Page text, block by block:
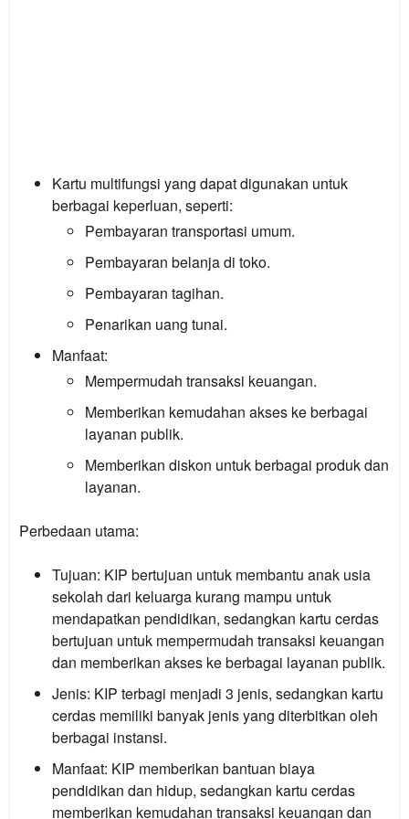
Kartu multifungsi yang dapat digunakan untuk
berbagai keperluan, seperti:
Pembayaran transportasi umum.
Pembayaran belanja di toko.
Pembayaran tagihan.
Penarikan uang tunai.
Manfaat:
Mempermudah transaksi keuangan.
Memberikan kemudahan akses ke berbagai
layanan publik.
Memberikan diskon untuk berbagai produk dan
layanan.
Perbedaan utama:
Tujuan: KIP bertujuan untuk membantu anak usia
sekolah dari keluarga kurang mampu untuk
mendapatkan pendidikan, sedangkan kartu cerdas
bertujuan untuk mempermudah transaksi keuangan
dan memberikan akses ke berbagai layanan publik.
Jenis: KIP terbagi menjadi 3 jenis, sedangkan kartu
cerdas memiliki banyak jenis yang diterbitkan oleh
berbagai instansi.
Manfaat: KIP memberikan bantuan biaya
pendidikan dan hidup, sedangkan kartu cerdas
memberikan kemudahan transaksi keuangan dan